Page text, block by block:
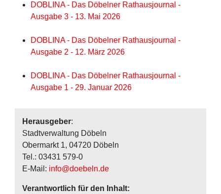
DOBLINA - Das Döbelner Rathausjournal -
Ausgabe 3 - 13. Mai 2026
DOBLINA - Das Döbelner Rathausjournal -
Ausgabe 2 - 12. März 2026
DOBLINA - Das Döbelner Rathausjournal -
Ausgabe 1 - 29. Januar 2026
Herausgeber:
Stadtverwaltung Döbeln
Obermarkt 1, 04720 Döbeln
Tel.: 03431 579-0
E-Mail: info@doebeln.de
Verantwortlich für den Inhalt: